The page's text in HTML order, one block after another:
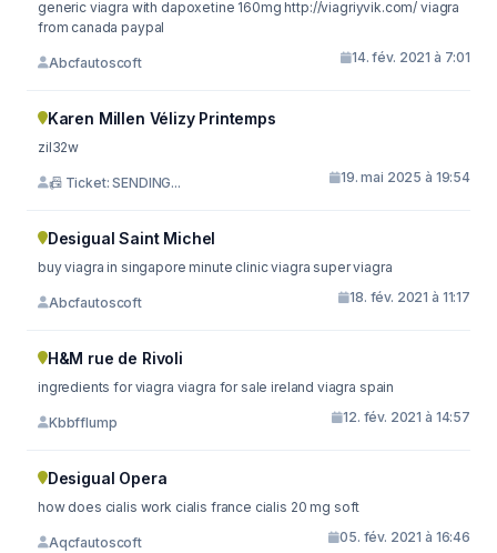
generic viagra with dapoxetine 160mg http://viagriyvik.com/ viagra
from canada paypal
Abcfautoscoft 14. fév. 2021 à 7:01
Karen Millen Vélizy Printemps
zil32w
📠 Ticket: SENDING... 19. mai 2025 à 19:54
Desigual Saint Michel
buy viagra in singapore minute clinic viagra super viagra
Abcfautoscoft 18. fév. 2021 à 11:17
H&M rue de Rivoli
ingredients for viagra viagra for sale ireland viagra spain
Kbbfflump 12. fév. 2021 à 14:57
Desigual Opera
how does cialis work cialis france cialis 20 mg soft
Aqcfautoscoft 05. fév. 2021 à 16:46